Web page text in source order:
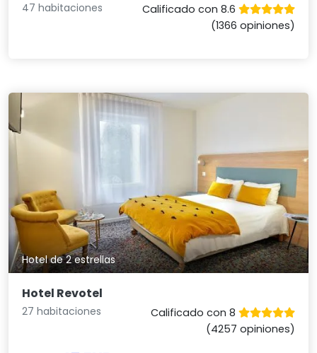
47 habitaciones
Calificado con 8.6
(1366 opiniones)
Hotel de 2 estrellas
Hotel Revotel
27 habitaciones
Calificado con 8
(4257 opiniones)